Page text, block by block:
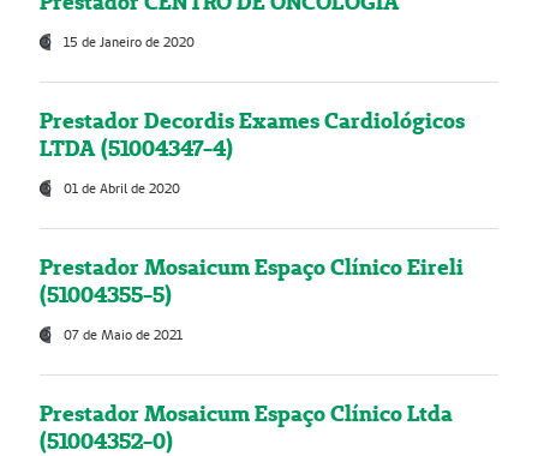
15 de Janeiro de 2020
Prestador Decordis Exames Cardiológicos
LTDA (51004347-4)
01 de Abril de 2020
Prestador Mosaicum Espaço Clínico Eireli
(51004355-5)
07 de Maio de 2021
Prestador Mosaicum Espaço Clínico Ltda
(51004352-0)